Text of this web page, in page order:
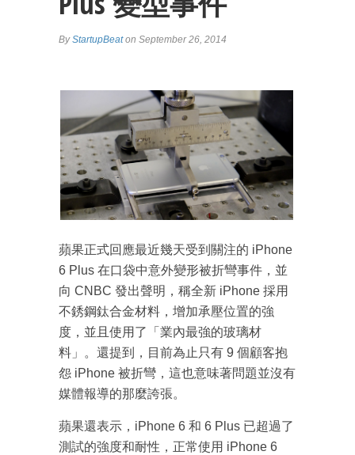
ByStartupBeaton September 26, 2014
蘋果正式回應最近幾天受到關注的 iPhone
6 Plus 在口袋中意外變形被折彎事件，並
向 CNBC 發出聲明，稱全新 iPhone 採用
不銹鋼鈦合金材料，增加承壓位置的強
度，並且使用了「業內最強的玻璃材
料」。還提到，目前為止只有 9 個顧客抱
怨 iPhone 被折彎，這也意味著問題並沒有
媒體報導的那麼誇張。
蘋果還表示，iPhone 6 和 6 Plus 已超過了
測試的強度和耐性，正常使用 iPhone 6